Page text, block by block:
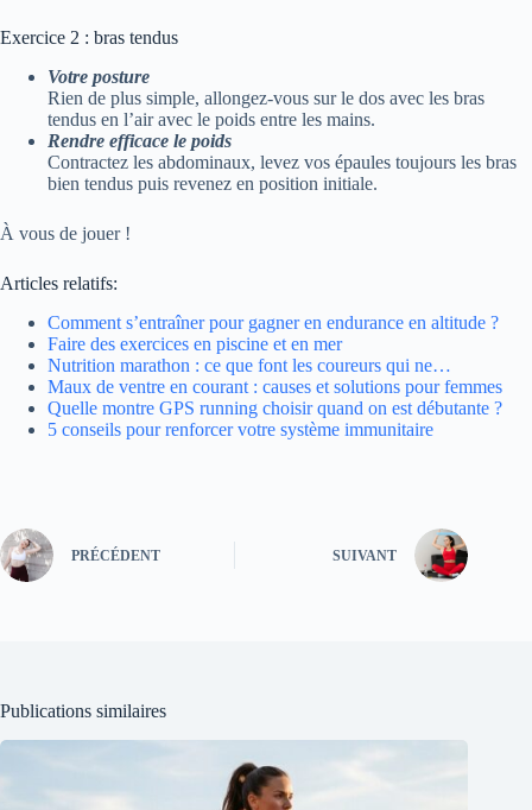
Exercice 2 : bras tendus
Votre posture
Rien de plus simple, allongez-vous sur le dos avec les bras
tendus en l’air avec le poids entre les mains.
Rendre efficace le poids
Contractez les abdominaux, levez vos épaules toujours les bras
bien tendus puis revenez en position initiale.
À vous de jouer !
Articles relatifs:
Comment s’entraîner pour gagner en endurance en altitude ?
Faire des exercices en piscine et en mer
Nutrition marathon : ce que font les coureurs qui ne…
Maux de ventre en courant : causes et solutions pour femmes
Quelle montre GPS running choisir quand on est débutante ?
5 conseils pour renforcer votre système immunitaire
PRÉCÉDENT SUIVANT
Publications similaires